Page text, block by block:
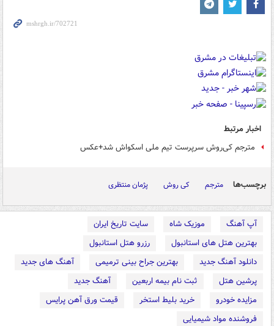
اخبار مرتبط
مترجم کی‌روش سرپرست تیم ملی اسکواش شد+عکس
برچسب‌ها مترجم کی روش پژمان منتظری
آپ آهنگ موزیک شاه
سایت تاریخ ایران
بهترین هتل های استانبول
رزرو هتل استانبول
دانلود آهنگ جدید
بهترین جراح بینی ترمیمی
آهنگ های جدید
پرشین هتل
ثبت نام بیمه اربعین
آهنگ جدید
مزایده خودرو
خرید بلیط استخر
قیمت ورق آهن پرایس
فروشنده مواد شیمیایی